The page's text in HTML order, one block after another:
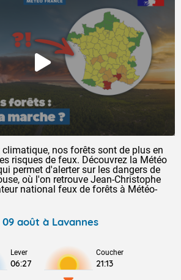
nos forêts sont de plus en
risques de feux. Découvrez la Météo
permet d'alerter sur les dangers de
où l'on retrouve Jean-Christophe
national feux de forêts à Météo-
août à Lavannes
Lever
06:27
Coucher
21:13